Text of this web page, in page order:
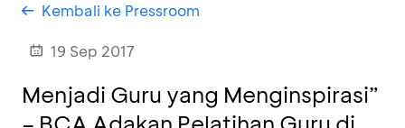
Kembali ke Pressroom
19 Sep 2017
Menjadi Guru yang Menginspirasi”